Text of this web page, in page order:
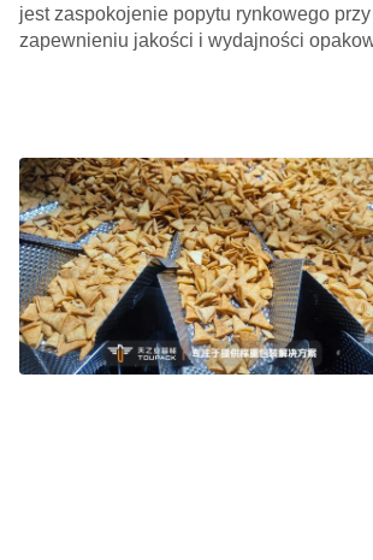
jest zaspokojenie popytu rynkowego
zapewnieniu jakości i wydajności